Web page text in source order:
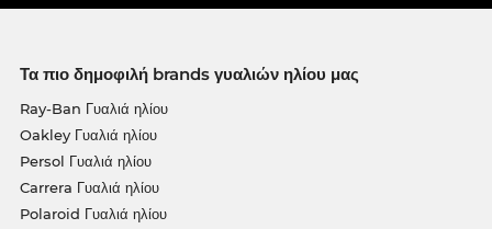
Τα πιο δημοφιλή brands γυαλιών ηλίου μας
Ray-Ban Γυαλιά ηλίου
Oakley Γυαλιά ηλίου
Persol Γυαλιά ηλίου
Carrera Γυαλιά ηλίου
Polaroid Γυαλιά ηλίου